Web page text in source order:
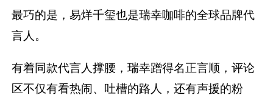
最巧的是，易烊千玺也是瑞幸咖啡的全球品牌代
言人。
有着同款代言人撑腰，瑞幸蹭得名正言顺，评论
区不仅有看热闹、吐槽的路人，还有声援的粉